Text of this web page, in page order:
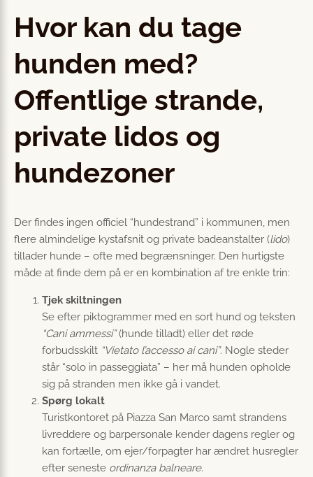
Hvor kan du tage
hunden med?
Offentlige strande,
private lidos og
hundezoner
Der findes ingen officiel “hundestrand” i kommunen, men
flere almindelige kystafsnit og private badeanstalter (lido)
tillader hunde – ofte med begrænsninger. Den hurtigste
måde at finde dem på er en kombination af tre enkle trin:
Tjek skiltningen
Se efter piktogrammer med en sort hund og teksten
“Cani ammessi”(hunde tilladt) eller det røde
forbudsskilt “Vietato l’accesso ai cani”. Nogle steder
står “solo in passeggiata” – her må hunden opholde
sig på stranden men ikke gå i vandet.
Spørg lokalt
Turistkontoret på Piazza San Marco samt strandens
livreddere og barpersonale kender dagens regler og
kan fortælle, om ejer/forpagter har ændret husregler
efter seneste ordinanza balneare.